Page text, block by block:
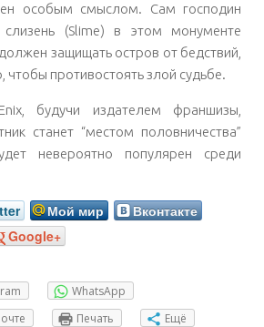
особым смыслом. Сам господин
(Slime) в этом монументе
защищать остров от бедствий,
чтобы противостоять злой судьбе.
будучи издателем франшизы,
станет “местом половничества”
невероятно популярен среди
Мой мир
Вконтакте
Google+
WhatsApp
Печать Ещё